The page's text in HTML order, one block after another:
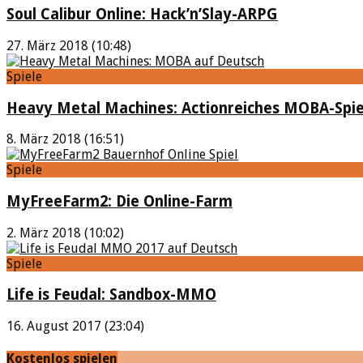
Soul Calibur Online: Hack’n’Slay-ARPG
27. März 2018 (10:48)
Spiele
Heavy Metal Machines: Actionreiches MOBA-
8. März 2018 (16:51)
Spiele
MyFreeFarm2: Die Online-Farm
2. März 2018 (10:02)
Spiele
Life is Feudal: Sandbox-MMO
16. August 2017 (23:04)
Kostenlos spielen